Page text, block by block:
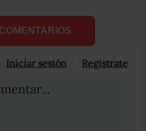
Iniciar sesión Registrate